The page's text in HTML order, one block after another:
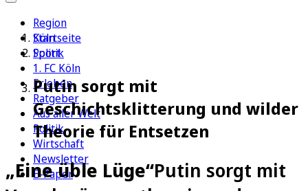
Region
Köln
Sport
1. FC Köln
Erleben
Ratgeber
Aus aller Welt
Politik
Wirtschaft
Newsletter
E-Paper
Startseite
Politik
Putin sorgt mit
Geschichtsklitterung und wilder
Theorie für Entsetzen
„Eine üble Lüge“Putin sorgt mit